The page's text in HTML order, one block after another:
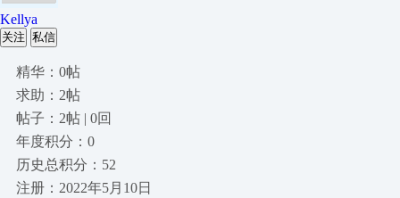
Kellya
关注 私信
精华：0帖
求助：2帖
帖子：2帖 | 0回
年度积分：0
历史总积分：52
注册：2022年5月10日